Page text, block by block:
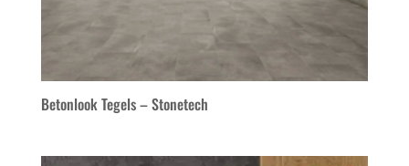
Betonlook Tegels – Stonetech